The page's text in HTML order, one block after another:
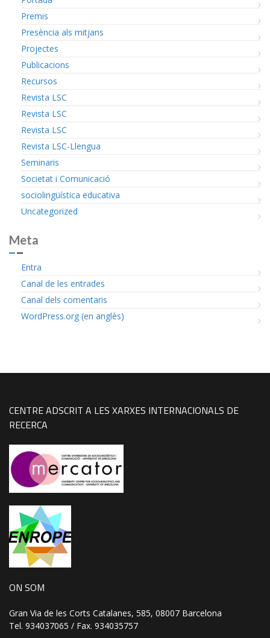
Premis
Presència als mitjans
Projectes
Publicacions
Recursos
Revista LSC
Revista LSC
Revista LSC
Revista LSC-Llengua
Seminaris
Societat i Comunicació
sociolingüística educativa
Uncategorized
Meta
Entra
Canal de les entrades
Canal dels comentaris
WordPress.org (en anglès)
CENTRE ADSCRIT A LES XARXES INTERNACIONALS DE
RECERCA
ON SOM
Gran Via de les Corts Catalanes, 585, 08007 Barcelona
Tel. 934037065 / Fax. 934035757